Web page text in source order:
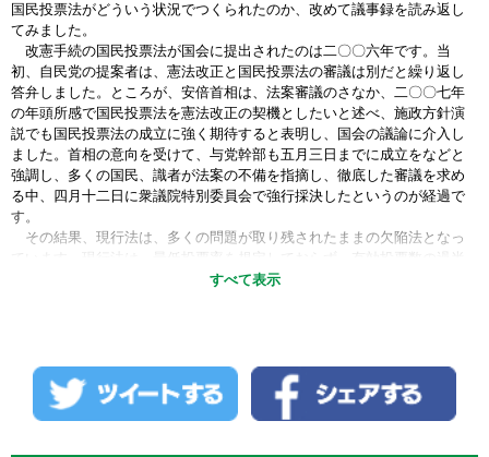
国民投票法がどういう状況でつくられたのか、改めて議事録を読み返し
てみました。
改憲手続の国民投票法が国会に提出されたのは二〇〇六年です。当
初、自民党の提案者は、憲法改正と国民投票法の審議は別だと繰り返し
答弁しました。ところが、安倍首相は、法案審議のさなか、二〇〇七年
の年頭所感で国民投票法を憲法改正の契機としたいと述べ、施政方針演
説でも国民投票法の成立に強く期待すると表明し、国会の議論に介入し
ました。首相の意向を受けて、与党幹部も五月三日までに成立をなどと
強調し、多くの国民、識者が法案の不備を指摘し、徹底した審議を求め
る中、四月十二日に衆議院特別委員会で強行採決したというのが経過で
す。
その結果、現行法は、多くの問題が取り残されたままの欠陥法となっ
ています。現行法は、最低投票率を規定しておらず、有効投票数の過半
数の賛成票で改正できるとしています。有権者の二割台、一割台の賛成
けです。
今与党が提出している公職選挙法並びの七項目の国民投票改定案につ
いて、与党は投票環境の整備と言いますが、持ち出された経過が問題で
すべて表示